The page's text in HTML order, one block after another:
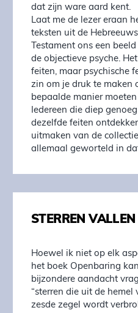
dat zijn ware aard kent.
Laat me de lezer eraan
teksten uit de
Testament ons een
de objectieve psyche.
feiten, maar psychische
zin om je druk te maken
bepaalde manier
Iedereen die diep
dezelfde feiten
uitmaken van de
allemaal geworteld in
STERREN
Hoewel ik niet op elk
het boek Openbaring
bijzondere aandacht
“sterren die uit de hemel
zesde zegel wordt